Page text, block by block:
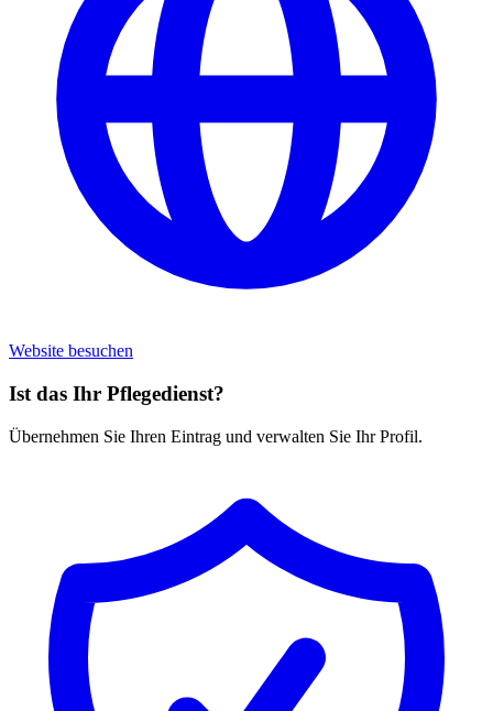
Website besuchen
Ist das Ihr Pflegedienst?
Übernehmen Sie Ihren Eintrag und verwalten Sie Ihr Profil.